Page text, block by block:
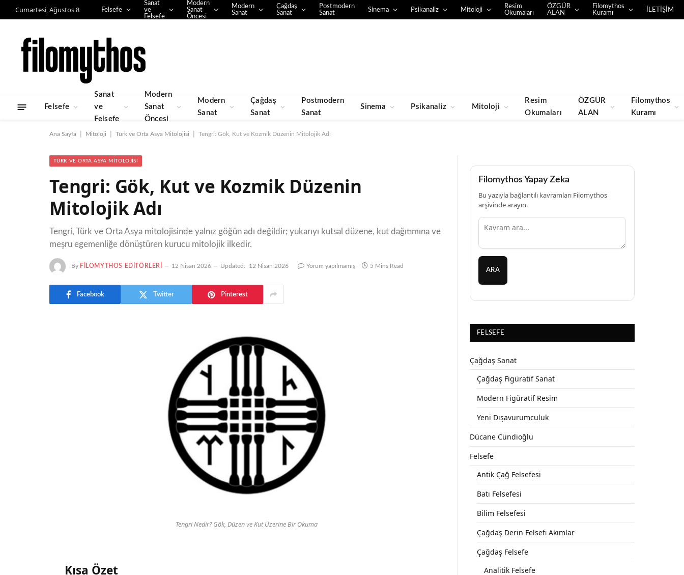
Cumartesi, Ağustos 8 Felsefe
Sanat
ve
Felsefe
Modern
Sanat
Öncesi
Modern
Sanat
Çağdaş
Sanat
Postmodern
Sanat
Sinema Psikanaliz Mitoloji
Resim
Okumaları
ÖZGÜR
ALAN
Filomythos
Kuramı
İLETİŞİM
Felsefe
Sanat
ve
Felsefe
Modern
Sanat
Öncesi
Modern
Sanat
Çağdaş
Sanat
Postmodern
Sanat
Sinema Psikanaliz Mitoloji
Resim
Okumaları
ÖZGÜR
ALAN
Filomythos
Kuramı
Ana Sayfa Mitoloji Türk ve Orta Asya Mitolojisi Tengri: Gök, Kut ve Kozmik Düzenin Mitolojik Adı
TÜRK VE ORTA ASYA MITOLOJISI
Tengri: Gök, Kut ve Kozmik Düzenin
Mitolojik Adı
Tengri, Türk ve Orta Asya mitolojisinde yalnız göğün adı değildir; yukarıyı kutsal düzene, kut dağıtımına ve
meşru egemenliğe dönüştüren kurucu mitolojik ilkedir.
By FILOMYTHOS EDITÖRLERI 12 Nisan 2026 Updated: 12 Nisan 2026 Yorum yapılmamış 5 Mins Read
Facebook Twitter Pinterest
Tengri Nedir? Gök, Düzen ve Kut Üzerine Bir Okuma
Kısa Özet
Filomythos Yapay Zeka
Bu yazıyla bağlantılı kavramları Filomythos
arşivinde arayın.
ARA
FELSEFE
Çağdaş Sanat
Çağdaş Figüratif Sanat
Modern Figüratif Resim
Yeni Dışavurumculuk
Dücane Cündioğlu
Felsefe
Antik Çağ Felsefesi
Batı Felsefesi
Bilim Felsefesi
Çağdaş Derin Felsefi Akımlar
Çağdaş Felsefe
Analitik Felsefe